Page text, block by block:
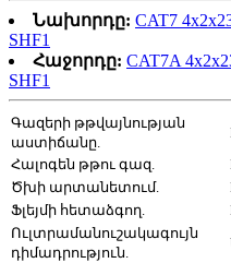
Նախորդը: CAT7
SHF1
Հաջորդը: CAT7A
SHF1
Գազերի թթվայնության
աստիճանը.
Հալոգեն թթու գազ.
Ծխի արտանետում.
Ֆլեյմի հետաձգող.
Ուլտրամանուշակագույն
դիմադրություն.